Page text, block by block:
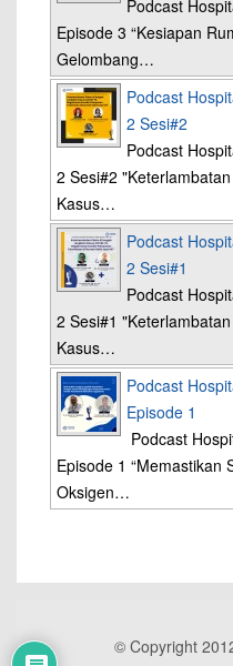
Podcast
Episode 3 “Kesiapan
Gelombang…
Podcast
2 Sesi#2
Podcast
2 Sesi#2
Kasus…
Podcast
2 Sesi#1
Podcast
2 Sesi#1
Kasus…
Podcast
Episode 1
Podcast
Episode 1 “Memastikan
Oksigen…
© Copyright